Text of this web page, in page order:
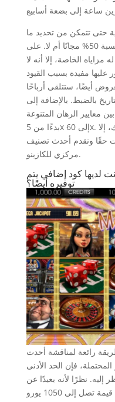
حتى تتمكن من تحديد ما
إذا كان العرض الرائع بدون إيداع بنسبة 50% مجانًا أم لا. على
مزاياه الخاصة، إلا أنه لا
عليها مفيدة بسبب القيود
أيضًا، ستتلقى أرباحًا
بالضبط. بالإضافة إلى
معايير الرهان المتنوعة
بدءًا من 5x إلى 60x. على الرغم من أن الأمر ليس كذلك، إلا
حقًا ونقدم أحدث تصنيف
مركزي للكازينو.
لديها كود إضافي يتم
توفيره أيضًا؟
رائعة لمناقشة أحدث
فإن الحد الأدنى
إليه. نظرًا لأنه بعيدًا عن
إيداع الخطوة الثالثة، فإنه يوفر الآن قيمة تصل إلى 1050 يورو